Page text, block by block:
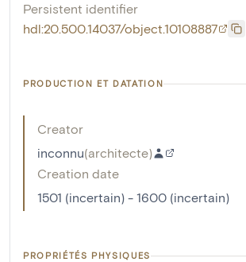
Persistent identifier
hdl:20.500.14037/object.10108887
PRODUCTION ET DATATION
Creator
inconnu(architecte)
Creation date
1501 (incertain) - 1600 (incertain)
PROPRIÉTÉS PHYSIQUES